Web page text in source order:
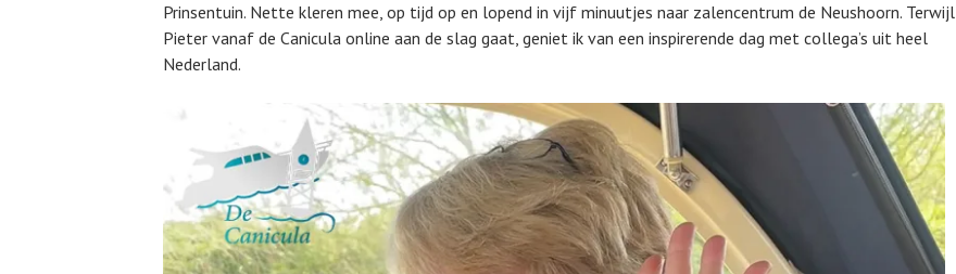
Prinsentuin. Nette kleren mee, op tijd op en lopend in vijf minuutjes naar zalencentrum de Neushoorn. Terwijl
Pieter vanaf de Canicula online aan de slag gaat, geniet ik van een inspirerende dag met collega’s uit heel
Nederland.